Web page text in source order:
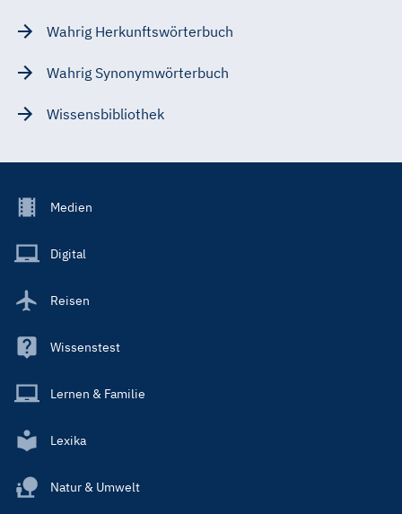
Wahrig Herkunftswörterbuch
Wahrig Synonymwörterbuch
Wissensbibliothek
Footer
Main
Medien
Digital
Reisen
Wissenstest
Lernen & Familie
Lexika
Natur & Umwelt